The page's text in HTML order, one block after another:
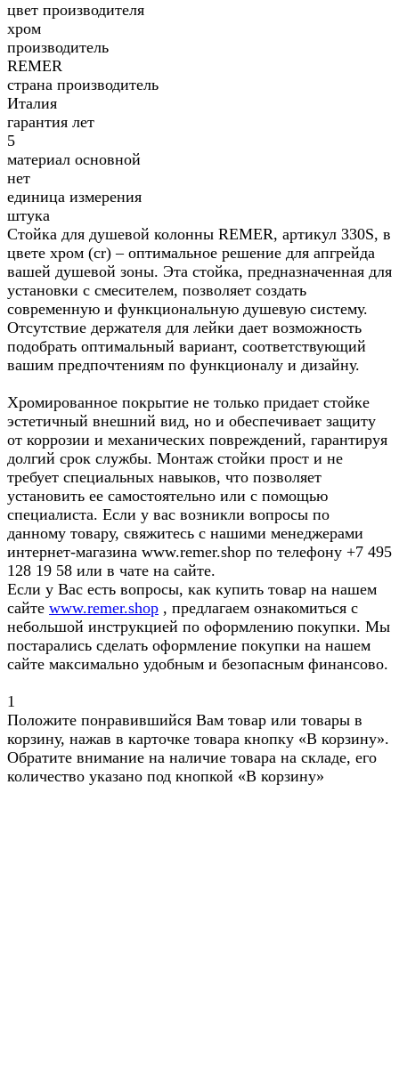
цвет производителя
хром
производитель
REMER
страна производитель
Италия
гарантия лет
5
материал основной
нет
единица измерения
штука
Стойка для душевой колонны REMER, артикул 330S, в
цвете хром (cr) – оптимальное решение для апгрейда
вашей душевой зоны. Эта стойка, предназначенная для
установки с смесителем, позволяет создать
современную и функциональную душевую систему.
Отсутствие держателя для лейки дает возможность
подобрать оптимальный вариант, соответствующий
вашим предпочтениям по функционалу и дизайну.
Хромированное покрытие не только придает стойке
эстетичный внешний вид, но и обеспечивает защиту
от коррозии и механических повреждений, гарантируя
долгий срок службы. Монтаж стойки прост и не
требует специальных навыков, что позволяет
установить ее самостоятельно или с помощью
специалиста. Если у вас возникли вопросы по
данному товару, свяжитесь с нашими менеджерами
интернет-магазина www.remer.shop по телефону +7 495
128 19 58 или в чате на сайте.
Если у Вас есть вопросы, как купить товар на нашем
сайте www.remer.shop , предлагаем ознакомиться с
небольшой инструкцией по оформлению покупки. Мы
постарались сделать оформление покупки на нашем
сайте максимально удобным и безопасным финансово.
1
Положите понравившийся Вам товар или товары в
корзину, нажав в карточке товара кнопку «В корзину».
Обратите внимание на наличие товара на складе, его
количество указано под кнопкой «В корзину»